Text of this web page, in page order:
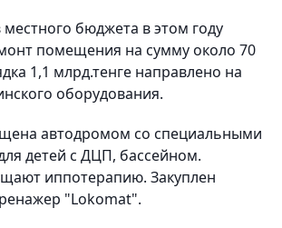
местного бюджета в этом году
помещения на сумму около 70
1,1 млрд.тенге направлено на
оборудования.
автодромом со специальными
детей с ДЦП, бассейном.
иппотерапию. Закуплен
"Lokomat".